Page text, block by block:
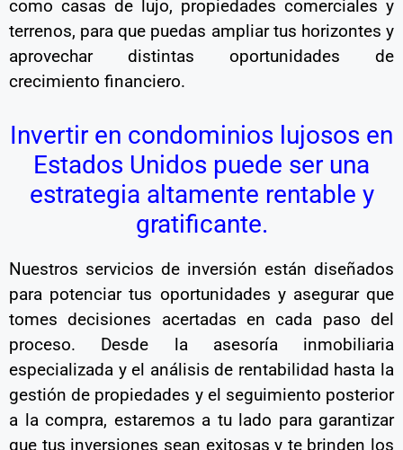
como casas de lujo, propiedades comerciales y
terrenos, para que puedas ampliar tus horizontes y
aprovechar distintas oportunidades de
crecimiento financiero.
Invertir en condominios lujosos en
Estados Unidos puede ser una
estrategia altamente rentable y
gratificante.
Nuestros servicios de inversión están diseñados
para potenciar tus oportunidades y asegurar que
tomes decisiones acertadas en cada paso del
proceso. Desde la asesoría inmobiliaria
especializada y el análisis de rentabilidad hasta la
gestión de propiedades y el seguimiento posterior
a la compra, estaremos a tu lado para garantizar
que tus inversiones sean exitosas y te brinden los